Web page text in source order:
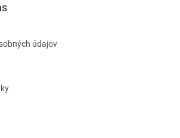
údajov